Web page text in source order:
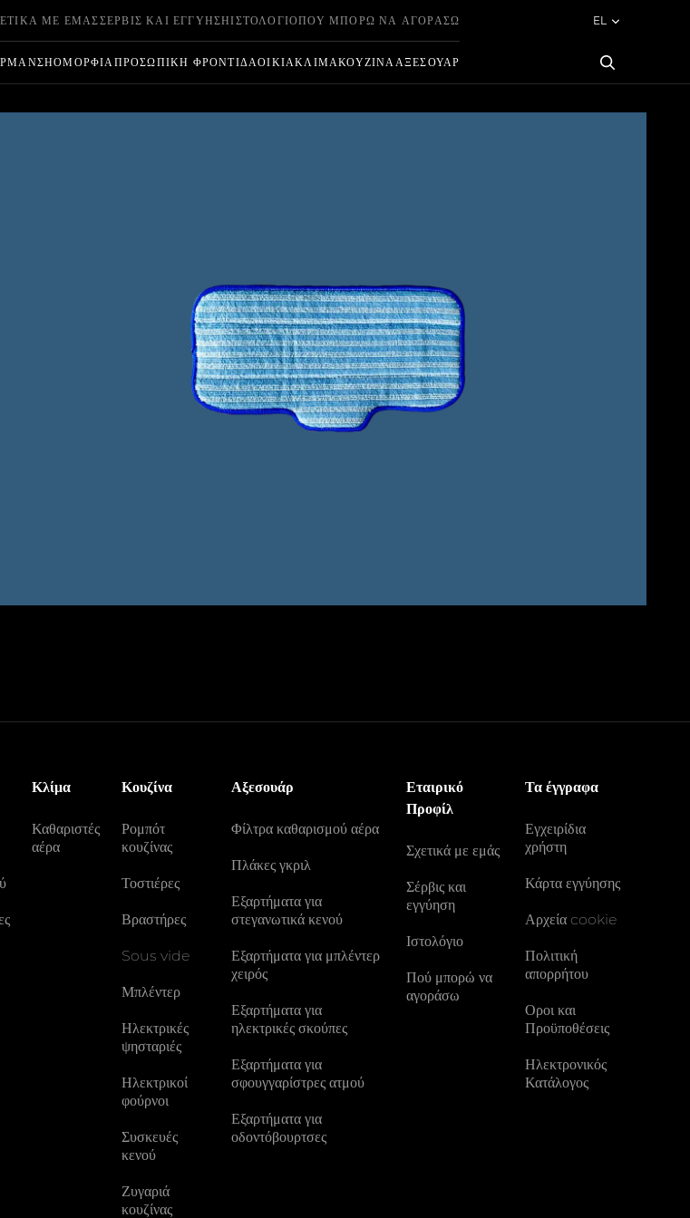
ΜΕ ΕΜΆΣΣΈΡΒΙΣ ΚΑΙ ΕΓΓΎΗΣΗΙΣΤΟΛΌΓΙΟΠΟΎ ΜΠΟΡΏ ΝΑ ΑΓΟΡΆΣΩ
ΟΜΟΡΦΙΆΠΡΟΣΩΠΙΚΉ ΦΡΟΝΤΊΔΑΟΙΚΊΑΚΛΊΜΑΚΟΥΖΊΝΑΑΞΕΣΟΥΆΡ
EL
Κλίμα
Καθαριστές
αέρα
Κουζίνα
Ρομπότ
κουζίνας
Τοστιέρες
Βραστήρες
Sous vide
Μπλέντερ
Ηλεκτρικές
ψησταριές
Ηλεκτρικοί
φούρνοι
Συσκευές
κενού
Ζυγαριά
κουζίνας
Αξεσουάρ
Φίλτρα καθαρισμού αέρα
Πλάκες γκριλ
Εξαρτήματα για
στεγανωτικά κενού
Εξαρτήματα για μπλέντερ
χειρός
Εξαρτήματα για
ηλεκτρικές σκούπες
Εξαρτήματα για
σφουγγαρίστρες ατμού
Εξαρτήματα για
οδοντόβουρτσες
Εταιρικό
Προφίλ
Σχετικά με εμάς
Σέρβις και
εγγύηση
Ιστολόγιο
Πού μπορώ να
αγοράσω
Τα έγγραφα
Εγχειρίδια
χρήστη
Κάρτα εγγύησης
Αρχεία cookie
Πολιτική
απορρήτου
Οροι και
Προϋποθέσεις
Ηλεκτρονικός
Κατάλογος